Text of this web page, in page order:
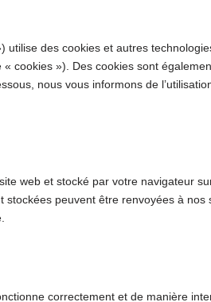
utilise des cookies et autres
cookies »). Des cookies sont
nous vous informons de
web et stocké par votre navigateur
peuvent être renvoyées à nos
correctement et de manière